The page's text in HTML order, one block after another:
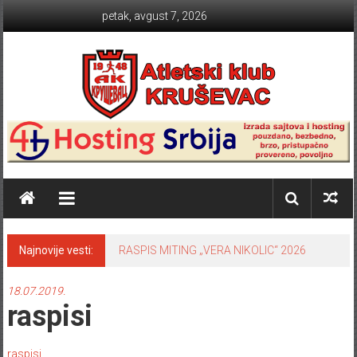
petak, avgust 7, 2026
Atletski klub KRUŠEVAC
Najnovije vesti: RASPIS MITING „VERA NIKOLIC“ 2026
18.07.2019.
raspisi
raspisi